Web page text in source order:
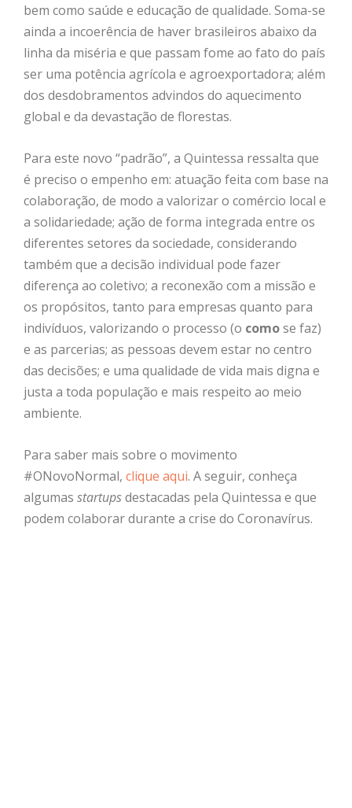
bem como saúde e educação de qualidade. Soma-se
ainda a incoerência de haver brasileiros abaixo da
linha da miséria e que passam fome ao fato do país
ser uma potência agrícola e agroexportadora; além
dos desdobramentos advindos do aquecimento
global e da devastação de florestas.
Para este novo “padrão”, a Quintessa ressalta que
é preciso o empenho em: atuação feita com base na
colaboração, de modo a valorizar o comércio local e
a solidariedade; ação de forma integrada entre os
diferentes setores da sociedade, considerando
também que a decisão individual pode fazer
diferença ao coletivo; a reconexão com a missão e
os propósitos, tanto para empresas quanto para
indivíduos, valorizando o processo (o comose faz)
e as parcerias; as pessoas devem estar no centro
das decisões; e uma qualidade de vida mais digna e
justa a toda população e mais respeito ao meio
ambiente.
Para saber mais sobre o movimento
#ONovoNormal, clique aqui. A seguir, conheça
algumas startupsdestacadas pela Quintessa e que
podem colaborar durante a crise do Coronavírus.